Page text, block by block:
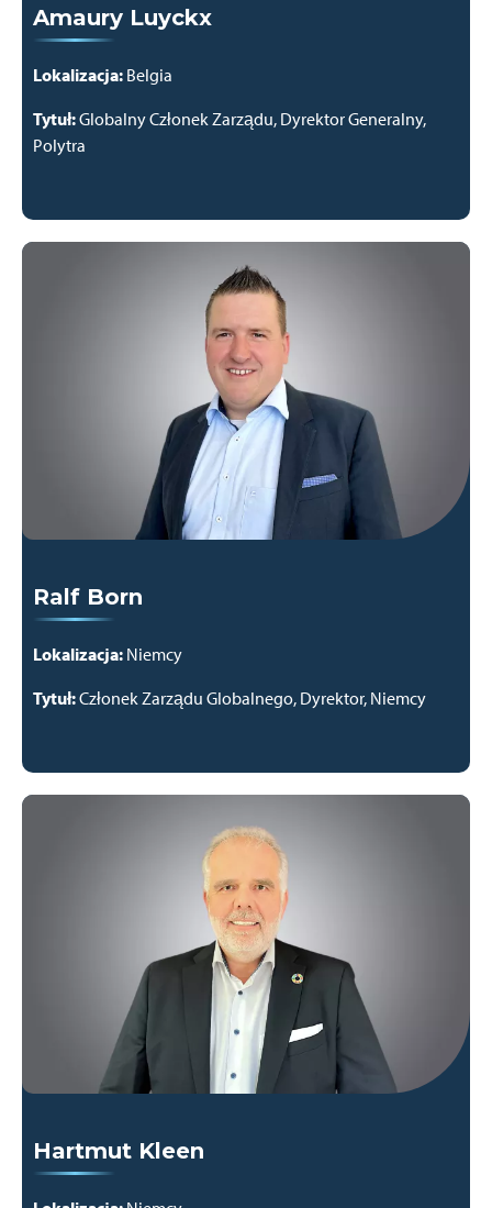
Amaury Luyckx
Lokalizacja: Belgia
Tytuł:Globalny Członek Zarządu, Dyrektor Generalny,
Polytra
Ralf Born
Lokalizacja: Niemcy
Tytuł:Członek Zarządu Globalnego, Dyrektor, Niemcy
Hartmut Kleen